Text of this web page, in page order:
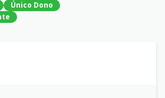
Único Dono